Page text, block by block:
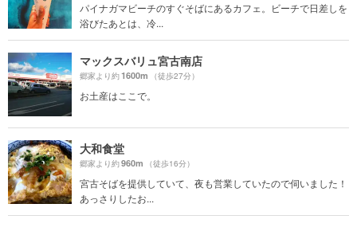
パイナガマビーチのすぐそばにあるカフェ。ビーチで日差しを
浴びたあとは、冷...
マックスバリュ宮古南店
郷家より約1600m （徒歩27分）
お土産はここで。
大和食堂
郷家より約960m （徒歩16分）
宮古そばを提供していて、夜も営業していたので伺いました！
あっさりしたお...